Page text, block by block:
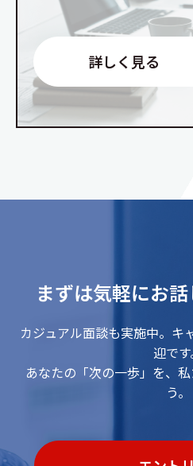
詳しく見る
まずは気軽にお
カジュアル面談も実施中。キ
迎です
あなたの「次の一歩」を、
う。